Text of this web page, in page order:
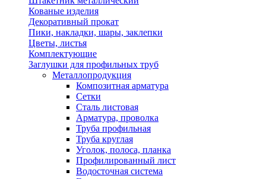
Кованые изделия
Декоративный прокат
Пики, накладки, шары, заклепки
Цветы, листья
Комплектующие
Заглушки для профильных труб
Металлопродукция
Композитная арматура
Сетки
Сталь листовая
Арматура, проволка
Труба профильная
Труба круглая
Уголок, полоса, планка
Профилированный лист
Водосточная система